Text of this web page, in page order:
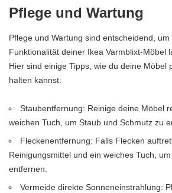
Pflege und Wartung
Pflege und Wartung sind entscheidend,
Funktionalität deiner Ikea Varmblixt-Möbel
Hier sind einige Tipps, wie du deine Möbel
halten kannst:
Staubentfernung: Reinige deine Möbel
weichen Tuch, um Staub und Schmutz zu
Fleckenentfernung: Falls Flecken
Reinigungsmittel und ein weiches Tuch,
entfernen.
Vermeide direkte Sonneneinstrahlung: